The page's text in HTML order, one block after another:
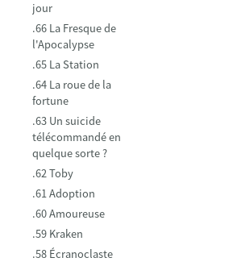
jour
.66 La Fresque de
l'Apocalypse
.65 La Station
.64 La roue de la
fortune
.63 Un suicide
télécommandé en
quelque sorte ?
.62 Toby
.61 Adoption
.60 Amoureuse
.59 Kraken
.58 Écranoclaste